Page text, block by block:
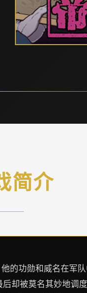
简介
的功勋和威名在军
却被莫名其妙地调